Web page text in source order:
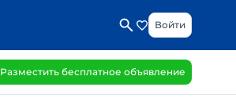
Войти
Разместить бесплатное объявление